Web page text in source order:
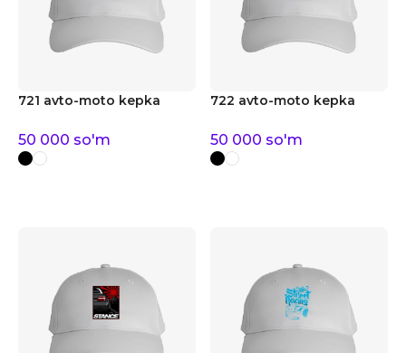
721 avto-moto kepka
50 000 so'm
722 avto-moto kepka
50 000 so'm